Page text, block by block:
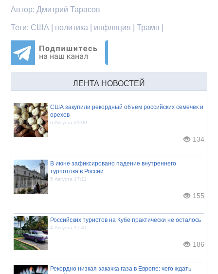
Автор: Дмитрий Тарасов
Теги: США | политика | инфляция | Трамп |
ЛЕНТА НОВОСТЕЙ
США закупили рекордный объём российских семечек и
орехов
6 Августа 21:09
134
В июне зафиксировано падение внутреннего
турпотока в России
5 Августа 17:11
155
Российских туристов на Кубе практически не осталось
4 Августа 17:41
186
Рекордно низкая закачка газа в Европе: чего ждать